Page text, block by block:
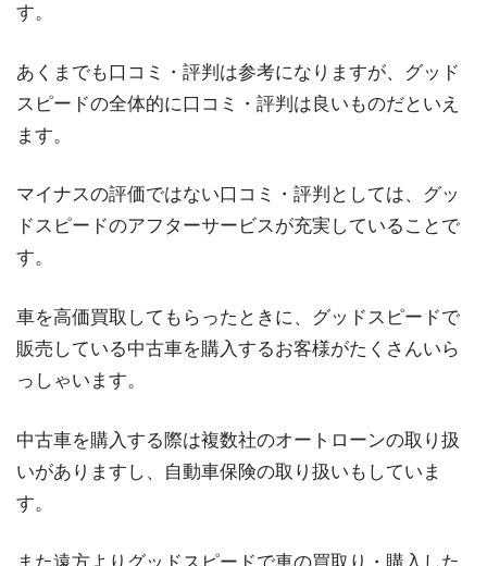
す。
あくまでも口コミ・評判は参考になりますが、グッド
スピードの全体的に口コミ・評判は良いものだといえ
ます。
マイナスの評価ではない口コミ・評判としては、グッ
ドスピードのアフターサービスが充実していることで
す。
車を高価買取してもらったときに、グッドスピードで
販売している中古車を購入するお客様がたくさんいら
っしゃいます。
中古車を購入する際は複数社のオートローンの取り扱
いがありますし、自動車保険の取り扱いもしていま
す。